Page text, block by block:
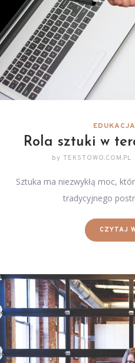
Rola sztuki w
by TEKSTOWO.COM.PL
Sztuka ma niezwykłą moc,
tradycyjnego
CZYTAJ